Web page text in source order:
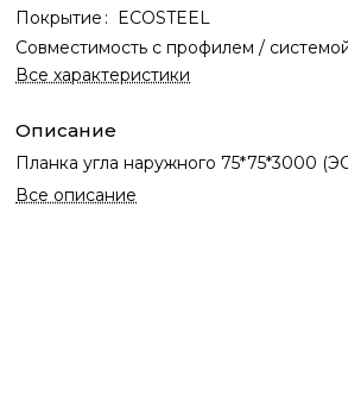
Покрытие : ECOSTEEL
Совместимость с профилем /
Все характеристики
Описание
Планка угла наружного 75*75*3000
Все описание